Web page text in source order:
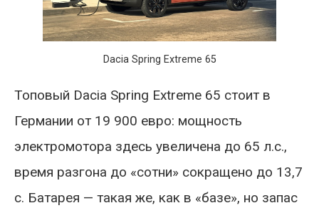
Dacia Spring Extreme 65
Топовый Dacia Spring Extreme 65 стоит в
Германии от 19 900 евро: мощность
электромотора здесь увеличена до 65 л.с.,
время разгона до «сотни» сокращено до 13,7
с. Батарея — такая же, как в «базе», но запас